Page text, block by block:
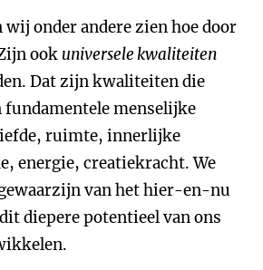
wij onder andere zien hoe door
ook universele kwaliteiten
Dat zijn kwaliteiten die
menselijke
ruimte, innerlijke
energie, creatiekracht. We
van het hier-en-nu
diepere potentieel van ons